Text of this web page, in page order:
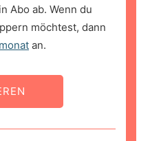
Abo ab. Wenn du
möchtest, dann
an.